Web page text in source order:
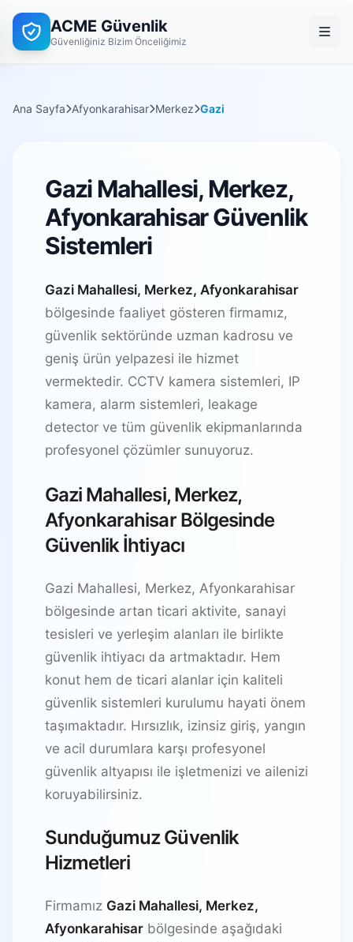
ACME Güvenlik
Güvenliğiniz Bizim Önceliğimiz
Ana Sayfa Afyonkarahisar Merkez Gazi
Gazi Mahallesi, Merkez,
Afyonkarahisar Güvenlik
Sistemleri
Gazi Mahallesi, Merkez, Afyonkarahisar
bölgesinde faaliyet gösteren firmamız,
güvenlik sektöründe uzman kadrosu ve
geniş ürün yelpazesi ile hizmet
vermektedir. CCTV kamera sistemleri, IP
kamera, alarm sistemleri, leakage
detector ve tüm güvenlik ekipmanlarında
profesyonel çözümler sunuyoruz.
Gazi Mahallesi, Merkez,
Afyonkarahisar Bölgesinde
Güvenlik İhtiyacı
Gazi Mahallesi, Merkez, Afyonkarahisar
bölgesinde artan ticari aktivite, sanayi
tesisleri ve yerleşim alanları ile birlikte
güvenlik ihtiyacı da artmaktadır. Hem
konut hem de ticari alanlar için kaliteli
güvenlik sistemleri kurulumu hayati önem
taşımaktadır. Hırsızlık, izinsiz giriş, yangın
ve acil durumlara karşı profesyonel
güvenlik altyapısı ile işletmenizi ve ailenizi
koruyabilirsiniz.
Sunduğumuz Güvenlik
Hizmetleri
Firmamız Gazi Mahallesi, Merkez,
Afyonkarahisar bölgesinde aşağıdaki